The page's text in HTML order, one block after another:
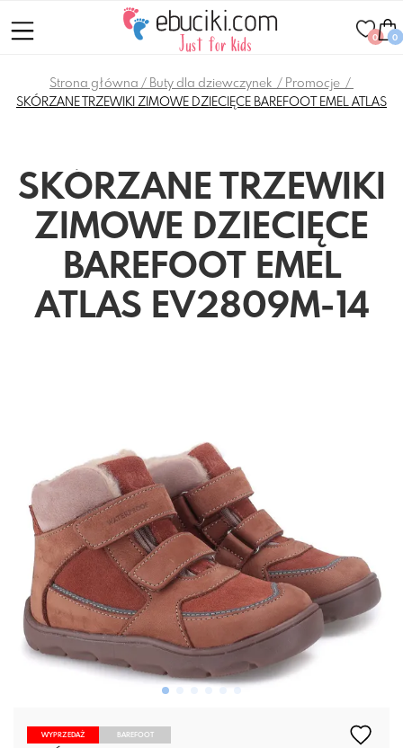
0 0
Strona główna Buty dla dziewczynek
Promocje
SKÓRZANE TRZEWIKI ZIMOWE DZIECIĘCE BAREFOOT EMEL ATLAS
SKÓRZANE TRZEWIKI
ZIMOWE DZIECIĘCE
BAREFOOT EMEL
ATLAS EV2809M-14
WYPRZEDAŻ BAREFOOT